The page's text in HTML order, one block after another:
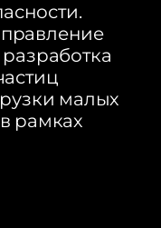
малых
рамках